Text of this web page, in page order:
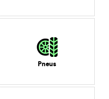
Pneus